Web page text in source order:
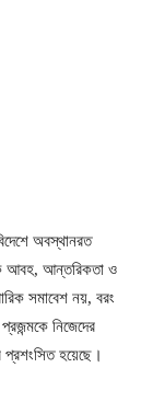
অবস্থানরত
আবহ, আন্তরিকতা ও
সমাবেশ নয়, বরং
নিজেদের
হয়েছে।